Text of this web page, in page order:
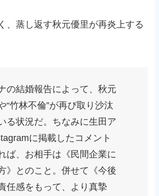
、蒸し返す秋元優里が再炎上する
の結婚報告によって、秋元
“竹林不倫”が再び取り沙汰
る状況だ。ちなみに生田ア
に掲載したコメント
ば、お相手は《民間企業に
》とのこと。併せて《今後
任感をもって、より真摯